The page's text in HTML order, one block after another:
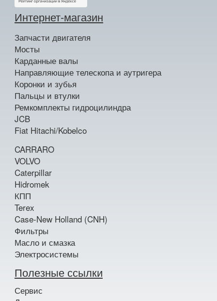
Интернет-магазин
Запчасти двигателя
Мосты
Карданные валы
Направляющие телескопа и аутригера
Коронки и зубья
Пальцы и втулки
Ремкомплекты гидроцилиндра
JCB
Fiat Hitachi/Kobelco
CARRARO
VOLVO
Caterpillar
Hidromek
КПП
Terex
Case-New Holland (CNH)
Фильтры
Масло и смазка
Электросистемы
Полезные ссылки
Сервис